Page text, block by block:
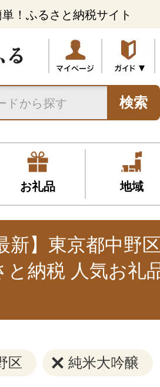
！ふるさと納税サイト
検索
お礼品 地域
新】東京都中野
と納税 人気お礼
区 純米大吟醸